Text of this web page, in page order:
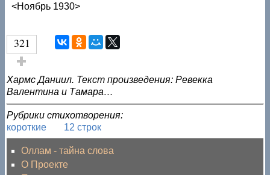
<Ноябрь 1930>
321
Голос за!
Хармс Даниил. Текст произведения: Ревекка
Валентина и Тамара…
Рубрики стихотворения:
короткие
12 строк
Оллам - тайна слова
О Проекте